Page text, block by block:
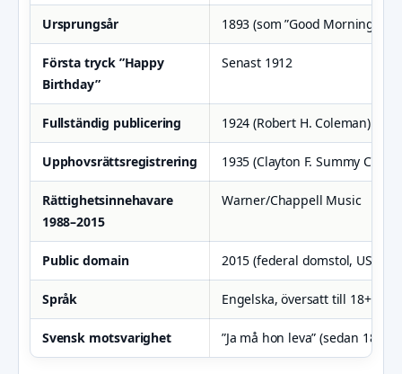
Ursprungsår 1893 (som ”Good Morning to
Första tryck ”Happy
Birthday”
Senast 1912
Fullständig publicering 1924 (Robert H. Coleman)
Upphovsrättsregistrering 1935 (Clayton F. Summy Co.)
Rättighetsinnehavare
1988–2015
Warner/Chappell Music
Public domain 2015 (federal domstol, USA)
Språk Engelska, översatt till 18+
Svensk motsvarighet ”Ja må hon leva” (sedan 1800-